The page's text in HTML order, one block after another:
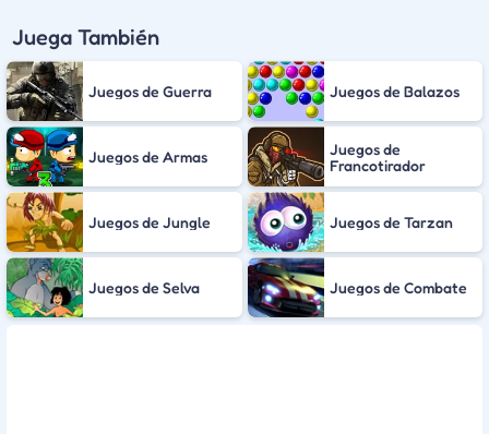
Juega También
Juegos de Guerra Juegos de Balazos
Juegos de Armas
Juegos de
Francotirador
Juegos de Jungle Juegos de Tarzan
Juegos de Selva Juegos de Combate